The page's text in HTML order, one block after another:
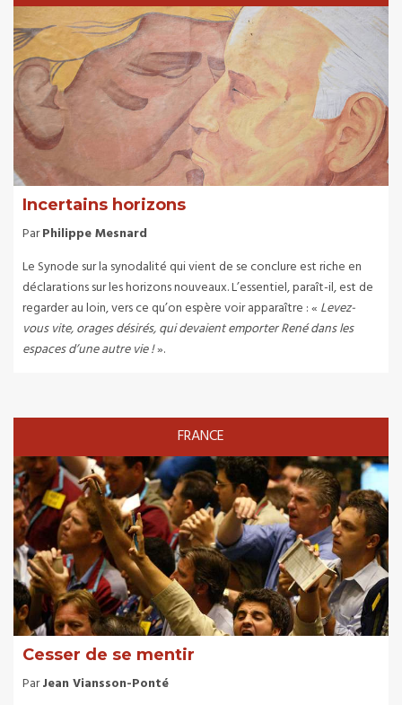
Incertains horizons
ParPhilippe Mesnard
Le Synode sur la synodalité qui vient de se conclure est riche en
déclarations sur les horizons nouveaux. L’essentiel, paraît-il, est de
regarder au loin, vers ce qu’on espère voir apparaître : « Levez-
vous vite, orages désirés, qui devaient emporter René dans les
espaces d’une autre vie !».
FRANCE
Cesser de se mentir
ParJean Viansson-Ponté